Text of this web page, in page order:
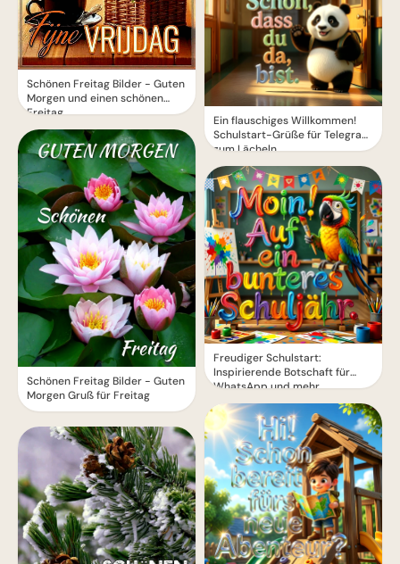
Schönen Freitag Bilder - Guten
Morgen und einen schönen
Freitag
Schönen Freitag Bilder - Guten
Morgen Gruß für Freitag
Ein flauschiges Willkommen!
Schulstart-Grüße für Telegram
zum Lächeln
Freudiger Schulstart:
Inspirierende Botschaft für
WhatsApp und mehr